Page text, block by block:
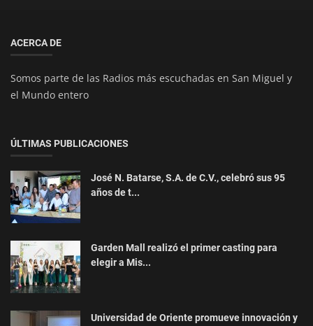
ACERCA DE
Somos parte de las Radios más escuchadas en San Miguel y
el Mundo entero
ÚLTIMAS PUBLICACIONES
José N. Batarse, S.A. de C.V., celebró sus 95
años de t...
Garden Mall realizó el primer casting para
elegir a Mis...
Universidad de Oriente promueve innovación y